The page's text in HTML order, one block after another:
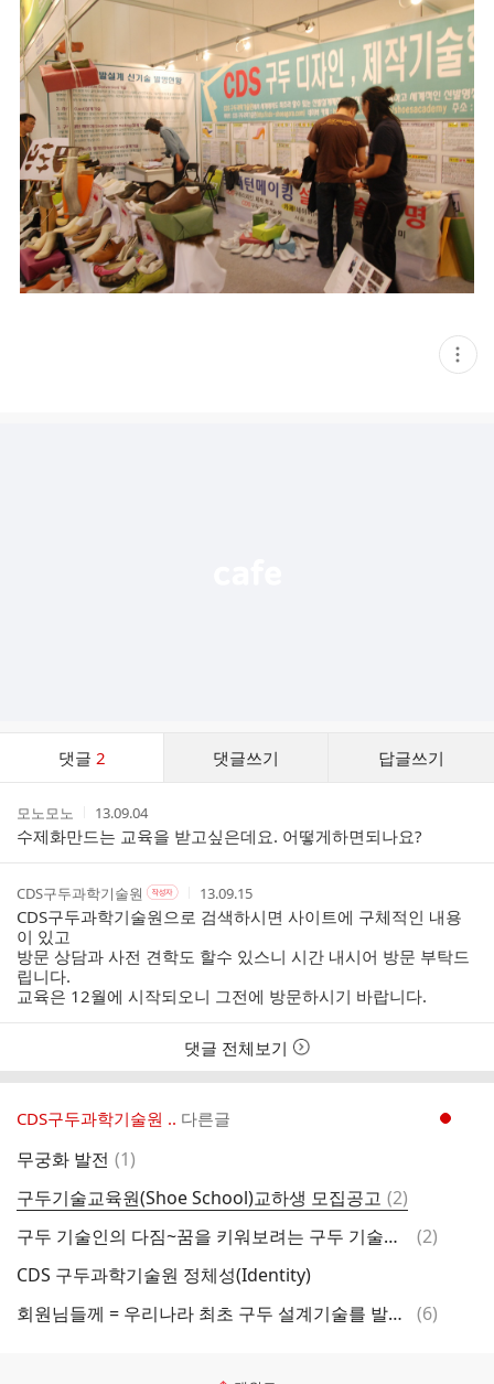
현
재
댓글 2 댓글쓰기 답글쓰기
스
작
성
자
모노모노
작
성
시
간
13.09.04
수제화만드는 교육을 받고싶은데요. 어떻게하면되나요?
작
성
자
CDS구두과학기술원 작
성
자
본
인
부
작
성
자
작
성
시
간
13.09.15
CDS구두과학기술원으로 검색하시면 사이트에 구체적인 내용
이 있고
방문 상담과 사전 견학도 할수 있스니 시간 내시어 방문 부탁드
립니다.
교육은 12월에 시작되오니 그전에 방문하시기 바랍니다.
댓글 전체보기
CDS구두과학기술원 .. 다른글
무궁화 발전 댓
(1)
구두기술교육원(Shoe School)교하생 모집공고 댓
글
(2)
구두 기술인의 다짐~꿈을 키워보려는 구두 기술인의 다짐입니다.
댓
(2)
CDS 구두과학기술원 정체성(Identity)
회원님들께 = 우리나라 최초 구두 설계기술를 발명하여 기술 공유하는 카페입니다
댓
(6)